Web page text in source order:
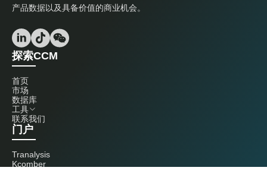
产品数据以及具备价值的商业机会。
探索CCM
首页
市场
数据库
工具
联系我们
门户
Tranalysis
Kcomber